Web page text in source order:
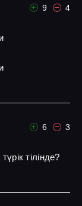
9 4
6 3
тілінде?